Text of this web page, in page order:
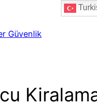
Güvenlik